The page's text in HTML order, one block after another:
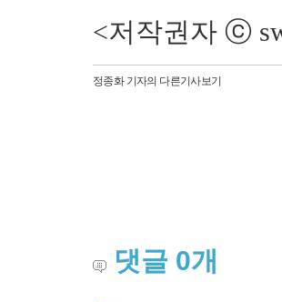
<저작권자 ⓒ
정종화 기자의 다른기사보기
댓글 0개